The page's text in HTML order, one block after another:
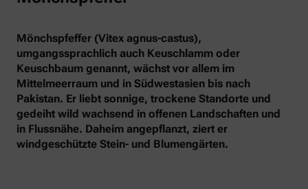
Mönchspfeffer (Vitex agnus-castus),
umgangssprachlich auch Keuschlamm oder
Keuschbaum genannt, wächst vor allem im
Mittelmeerraum und in Südwestasien bis nach
Pakistan. Er liebt sonnige, trockene Standorte und
gedeiht wild wachsend in offenen Landschaften und
in Flussnähe. Daheim angepflanzt, ziert er
windgeschützte Stein- und Blumengärten.